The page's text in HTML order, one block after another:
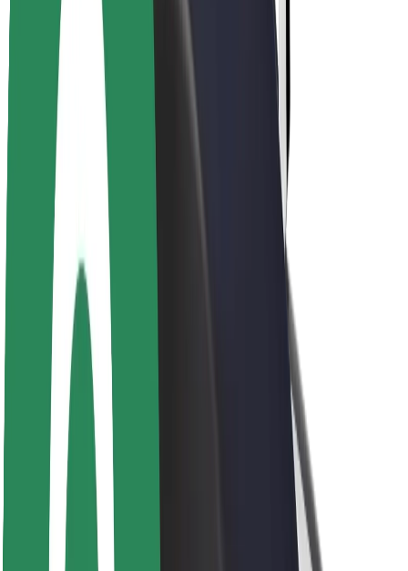
Flåter
Franchiser
Bedrift
Karrierer
Om Bolt
Bærekraft hos Bolt
Prosjekt Zero
Blogg
Nyhetsrom
Retningslinjer for varemerke
Oppdrag
Investorrelasjoner
Ledelse
Merkevare
Media
Urban Fund
Sikkerhet
Sikkerhet for passasjer